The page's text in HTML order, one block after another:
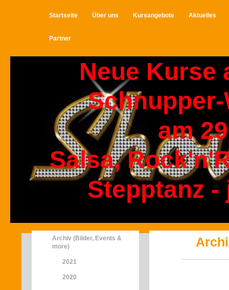
Startseite Über uns Kursangebote Aktuelles
Partner
Neue Kurse
am
Salsa,
Stepptanz -
Archiv (Bilder, Events &
more)
2021
2020